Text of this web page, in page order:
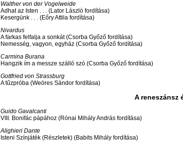
Walther von der Vogelweide
Adhat az Isten . . . (Lator László fordítása)
Kesergünk . . . (Eőry Attila fordítása)
Nivardus
A farkas felfalja a sonkát (Csorba Győző fordítása)
Nemesség, vagyon, egyház (Csorba Győző fordítása)
Carmina Burana
Hangzik ím a messze szálló szó (Csorba Győző fordítása)
Gottfried von Strassburg
A tűzpróba (Weöres Sándor fordítása)
A reneszánsz
Guido Gavalcanti
VIII. Bonifác pápához (Rónai Mihály András fordítása)
Alighieri Dante
Isteni Színjáték (Részletek) (Babits Mihály fordítása)